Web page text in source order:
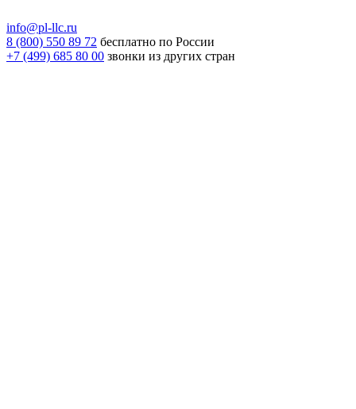
info@pl-llc.ru
8 (800) 550 89 72 бесплатно по России
+7 (499) 685 80 00 звонки из других стран